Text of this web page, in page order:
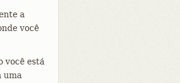
a
você
você está
uma